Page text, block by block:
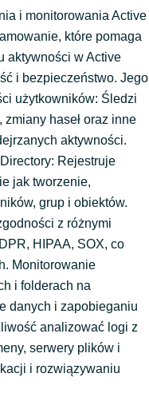
i monitorowania Active
które pomaga
aktywności w Active
i bezpieczeństwo. Jego
użytkowników: Śledzi
haseł oraz inne
aktywności.
Rejestruje
jak tworzenie,
grup i obiektów.
z różnymi
HIPAA, SOX, co
Monitorowanie
i folderach na
danych i zapobieganiu
analizować logi z
serwery plików i
i rozwiązywaniu